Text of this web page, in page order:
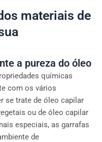
materiais de
a pureza do óleo
químicas
com os vários
se trate de óleo capilar
ou de óleo capilar
especiais, as garrafas
de